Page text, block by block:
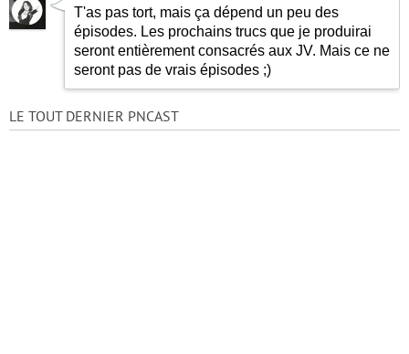
T'as pas tort, mais ça dépend un peu des
épisodes. Les prochains trucs que je produirai
seront entièrement consacrés aux JV. Mais ce ne
seront pas de vrais épisodes ;)
LE TOUT DERNIER PNCAST